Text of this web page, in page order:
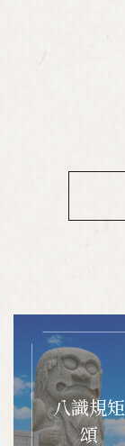
八識規矩
頌